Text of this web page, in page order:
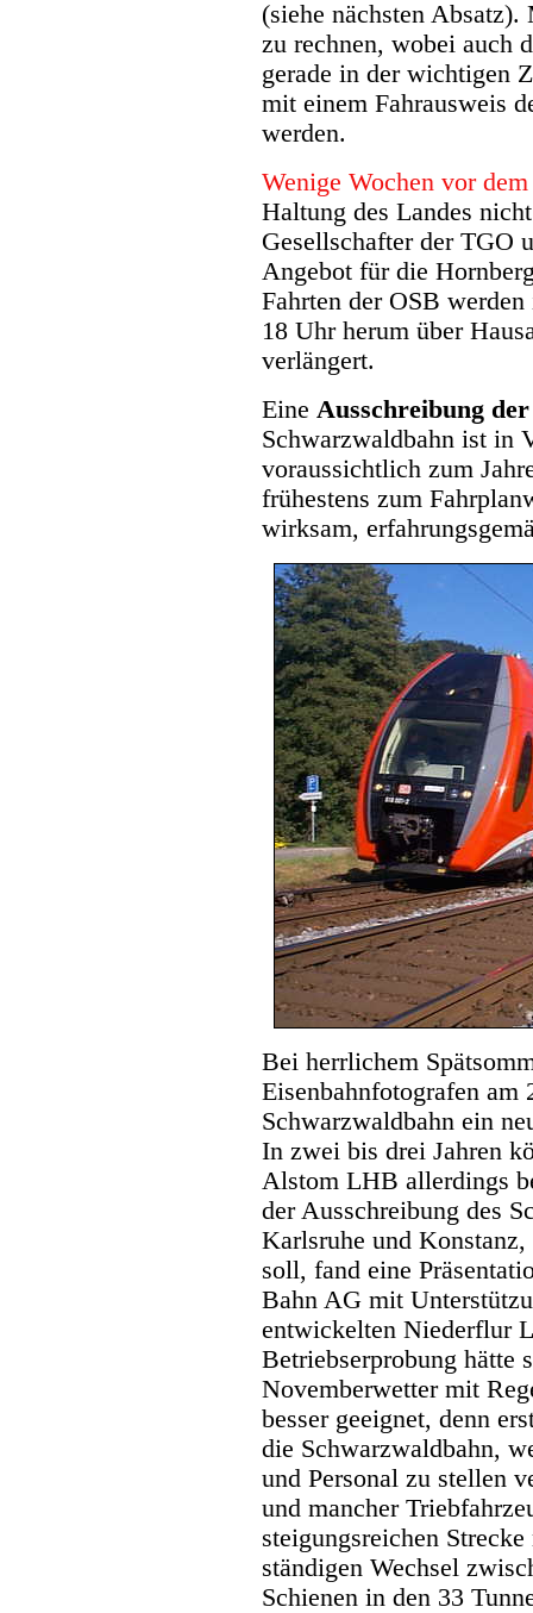
(siehe nächsten
zu rechnen, wobei auch
gerade in der wichtigen
mit einem Fahrausweis
werden.
Wenige Wochen vor
Haltung des Landes
Gesellschafter der TGO
Angebot für die
Fahrten der OSB
18 Uhr herum über
verlängert.
Eine Ausschreibung
Schwarzwaldbahn ist in
voraussichtlich zum
frühestens zum
wirksam,
Bei herrlichem
Eisenbahnfotografen am
Schwarzwaldbahn ein
In zwei bis drei Jahren
Alstom LHB allerdings
der Ausschreibung des
Karlsruhe und
soll, fand eine
Bahn AG mit
entwickelten Niederflur
Betriebserprobung hätte
Novemberwetter mit
besser geeignet, denn
die Schwarzwaldbahn,
und Personal zu stellen
und mancher
steigungsreichen
ständigen Wechsel
Schienen in den 33